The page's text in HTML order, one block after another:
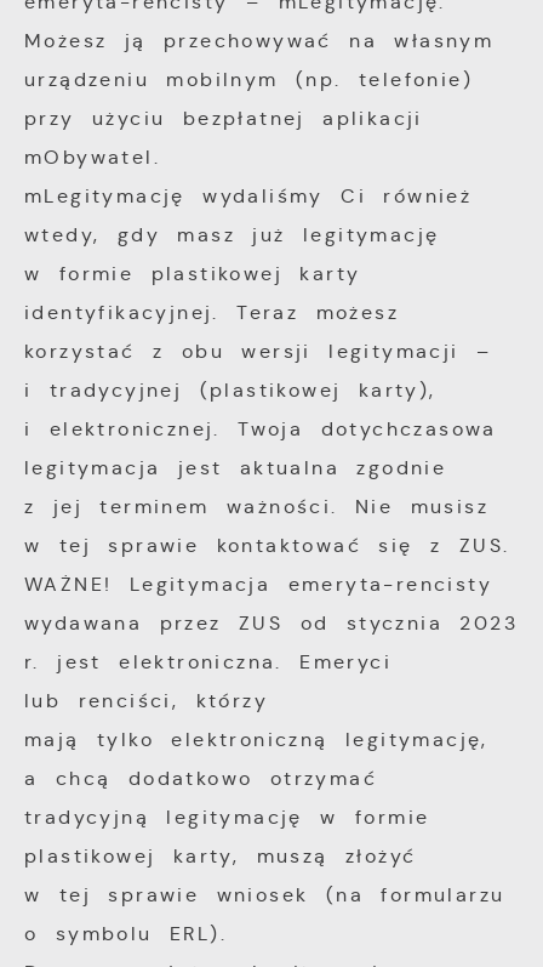
Możesz ją przechowywać na własnym
urządzeniu mobilnym (np. telefonie)
przy użyciu bezpłatnej aplikacji
mObywatel.
mLegitymację wydaliśmy Ci również
wtedy, gdy masz już legitymację
w formie plastikowej karty
identyfikacyjnej. Teraz możesz
korzystać z obu wersji legitymacji –
i tradycyjnej (plastikowej karty),
i elektronicznej. Twoja dotychczasowa
legitymacja jest aktualna zgodnie
z jej terminem ważności. Nie musisz
w tej sprawie kontaktować się z ZUS.
WAŻNE! Legitymacja emeryta-rencisty
wydawana przez ZUS od stycznia 2023
r. jest elektroniczna. Emeryci
lub renciści, którzy
mają tylko elektroniczną legitymację,
a chcą dodatkowo otrzymać
tradycyjną legitymację w formie
plastikowej karty, muszą złożyć
w tej sprawie wniosek (na formularzu
o symbolu ERL).
dopasowanie jej do Twoich indywidualnych
funkcjonalne i personalizacyjne pliki cookies
gwarantuje dostępność większej ilości
funkcji na stronie.
Analityczne pliki cookies pomagają nam
Cookies analityczne pozwalają na uzyskanie
informacji w zakresie wykorzystywania
witryny internetowej, miejsca oraz
częstotliwości, z jaką odwiedzane są nasze
serwisy www. Dane pozwalają nam na
względem ich popularności wśród
użytkowników. Zgromadzone informacje są
przetwarzane w formie zanonimizowanej.
Wyrażenie zgody na analityczne pliki
cookies gwarantuje dostępność wszystkich
funkcjonalności.
Reklamowe
Dzięki reklamowym plikom cookies
prezentujemy Ci najciekawsze informacje i
Promocyjne pliki cookies służą do
prezentowania Ci naszych komunikatów na
podstawie analizy Twoich upodobań oraz
Twoich zwyczajów dotyczących przeglądanej
witryny internetowej. Treści promocyjne
trzecich lub firm będących naszymi
partnerami oraz innych dostawców usług.
Firmy te działają w charakterze
pośredników prezentujących nasze treści w
postaci wiadomości, ofert, komunikatów
mediów społecznościowych.